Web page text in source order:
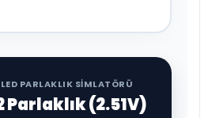
PARLAKLIK SİMLATÖRÜ
Parlaklık (2.51V)